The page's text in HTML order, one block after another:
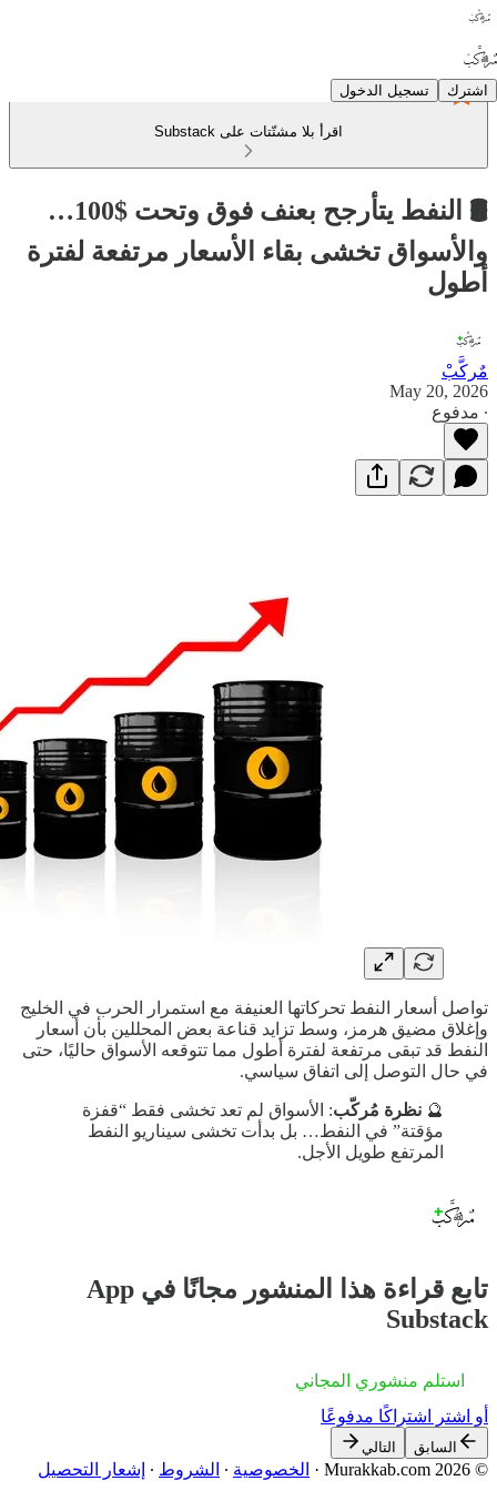
اشترك تسجيل الدخول
اقرأ بلا مشتّتات على Substack
🛢️ النفط يتأرجح بعنف فوق وتحت $100…
والأسواق تخشى بقاء الأسعار مرتفعة لفترة
أطول
مٌركَّبْ
May 20, 2026
∙ مدفوع
تواصل أسعار النفط تحركاتها العنيفة مع استمرار الحرب في الخليج
وإغلاق مضيق هرمز، وسط تزايد قناعة بعض المحللين بأن أسعار
النفط قد تبقى مرتفعة لفترة أطول مما تتوقعه الأسواق حاليًا، حتى
في حال التوصل إلى اتفاق سياسي.
🔮 نظرة مُركّب: الأسواق لم تعد تخشى فقط “قفزة
مؤقتة” في النفط… بل بدأت تخشى سيناريو النفط
المرتفع طويل الأجل.
تابع قراءة هذا المنشور مجانًا في App
Substack
استلم منشوري المجاني
أو اشترِ اشتراكًا مدفوعًا
السابق التالي
© 2026 Murakkab.com
· الخصوصية ∙ الشروط ∙ إشعار التحصيل